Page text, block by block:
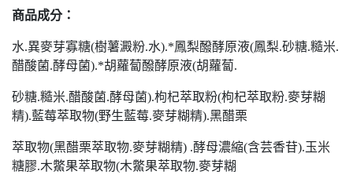
商品成分：
水.異麥芽寡糖(樹薯澱粉.水).*鳳梨醱酵原液(鳳梨.砂糖.糙米.
醋酸菌.酵母菌).*胡蘿蔔醱酵原液(胡蘿蔔.
砂糖.糙米.醋酸菌.酵母菌).枸杞萃取粉(枸杞萃取粉.麥芽糊
精).藍莓萃取物(野生藍莓.麥芽糊精).黑醋栗
萃取物(黑醋栗萃取物.麥芽糊精) .酵母濃縮(含芸香苷).玉米
糖膠.木鱉果萃取物(木鱉果萃取物.麥芽糊